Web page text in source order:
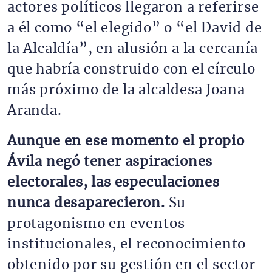
actores políticos llegaron a referirse
a él como “el elegido” o “el David de
la Alcaldía”, en alusión a la cercanía
que habría construido con el círculo
más próximo de la alcaldesa Joana
Aranda.
Aunque en ese momento el propio
Ávila negó tener aspiraciones
electorales, las especulaciones
nunca desaparecieron. Su
protagonismo en eventos
institucionales, el reconocimiento
obtenido por su gestión en el sector